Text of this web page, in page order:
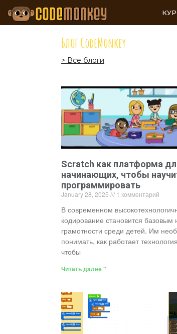
Блог CodeMonkey
> Все блоги
Scratch как платформа
начинающих, чтобы
программировать
January 28, 2025 1 комментарий
В современном
кодирование становится базовым
грамотности среди детей. Им
понимать, как работает
чтобы
Читать далее "